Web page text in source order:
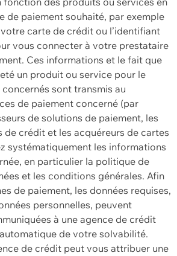
de paiement souhaité, par exemple
carte de crédit ou l’identifiant
vous connecter à votre prestataire
Ces informations et le fait que
un produit ou service pour le
sont transmis au
de paiement concerné (par
de solutions de paiement, les
de crédit et les acquéreurs de cartes
systématiquement les informations
en particulier la politique de
et les conditions générales. Afin
de paiement, les données requises,
personnelles, peuvent
à une agence de crédit
de votre solvabilité.
de crédit peut vous attribuer une